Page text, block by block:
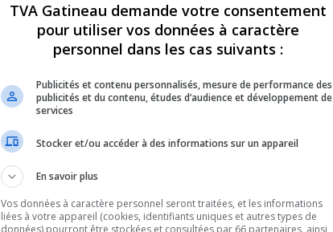
la STO procède à d’autres
a annoncé qu’il doit mettre fin aux
TVA Gatineau demande votre consentement
pour utiliser vos données à caractère
personnel dans les cas suivants :
Publicités et contenu personnalisés, mesure de performance des
publicités et du contenu, études d’audience et développement de
services
Stocker et/ou accéder à des informations sur un appareil
En savoir plus
Vos données à caractère personnel seront traitées, et les informations
liées à votre appareil (cookies, identifiants uniques et autres types de
données) pourront être stockées et consultées par 66 partenaires, ainsi